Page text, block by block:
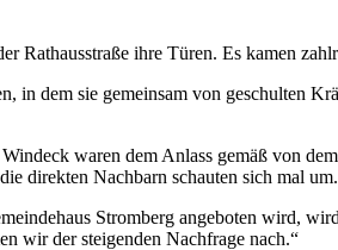
Rathausstraße ihre Türen. Es kamen
in dem sie gemeinsam von geschulten
waren dem Anlass gemäß von
direkten Nachbarn schauten sich mal
Stromberg angeboten wird,
wir der steigenden Nachfrage nach.“